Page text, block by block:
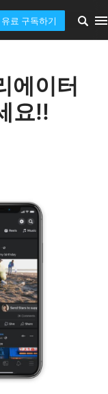
유료 구독하기
에이터
요!!